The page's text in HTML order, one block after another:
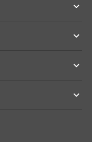
keyboard_arrow_down
keyboard_arrow_down
keyboard_arrow_down
keyboard_arrow_down